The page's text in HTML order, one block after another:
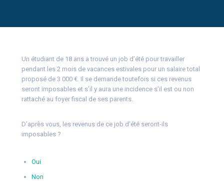
Un étudiant de 18 ans a trouvé un job d’été pour travailler
pendant les 2 mois de vacances estivales pour un salaire total
proposé de 3 000 €. Il se demande toutefois si ces revenus
seront imposables et s’il y aura une incidence s’il est ou non
rattaché au foyer fiscal de ses parents.
D’après vous, les revenus de ce job d’été seront-ils
imposables ?
Oui
Non